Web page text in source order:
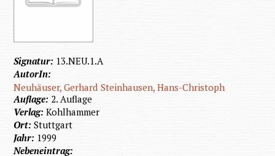
Signatur: 13.NEU.1.A
AutorIn:
Neuhäuser, Gerhard Steinhausen, Hans-Christoph
Auflage: 2. Auflage
Verlag:Kohlhammer
Ort:Stuttgart
Jahr: 1999
Nebeneintrag: